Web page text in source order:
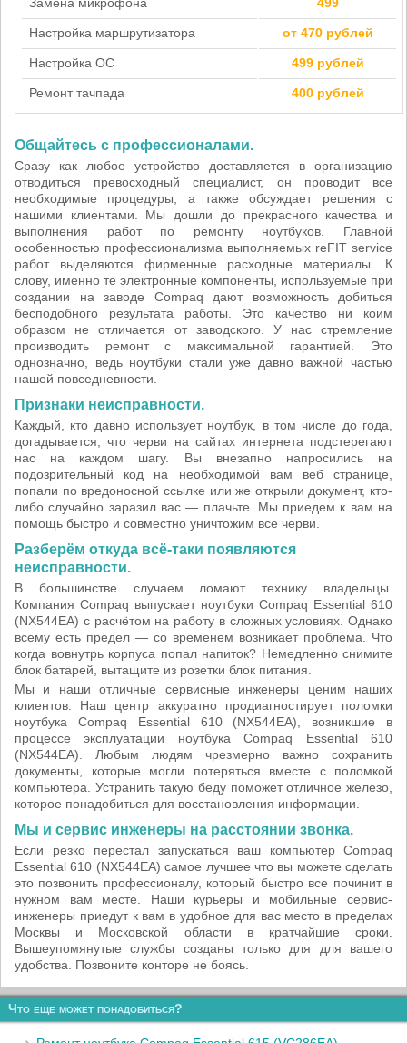
Настройка маршрутизатора от 470 рублей
Настройка ОС 499 рублей
Ремонт тачпада 400 рублей
Общайтесь с профессионалами.
Сразу как любое устройство доставляется в организацию
отводиться превосходный специалист, он проводит все
необходимые процедуры, а также обсуждает решения с
нашими клиентами. Мы дошли до прекрасного качества и
выполнения работ по ремонту ноутбуков. Главной
особенностью профессионализма выполняемых reFIT service
работ выделяются фирменные расходные материалы. К
слову, именно те электронные компоненты, используемые при
создании на заводе Compaq дают возможность добиться
бесподобного результата работы. Это качество ни коим
образом не отличается от заводского. У нас стремление
производить ремонт с максимальной гарантией. Это
однозначно, ведь ноутбуки стали уже давно важной частью
нашей повседневности.
Признаки неисправности.
Каждый, кто давно использует ноутбук, в том числе до года,
догадывается, что черви на сайтах интернета подстерегают
нас на каждом шагу. Вы внезапно напросились на
подозрительный код на необходимой вам веб странице,
попали по вредоносной ссылке или же открыли документ, кто-
либо случайно заразил вас — плачьте. Мы приедем к вам на
помощь быстро и совместно уничтожим все черви.
Разберём откуда всё-таки появляются
неисправности.
В большинстве случаем ломают технику владельцы.
Компания Compaq выпускает ноутбуки Compaq Essential 610
(NX544EA) с расчётом на работу в сложных условиях. Однако
всему есть предел — со временем возникает проблема. Что
когда вовнутрь корпуса попал напиток? Немедленно снимите
блок батарей, вытащите из розетки блок питания.
Мы и наши отличные сервисные инженеры ценим наших
клиентов. Наш центр аккуратно продиагностирует поломки
ноутбука Compaq Essential 610 (NX544EA), возникшие в
процессе эксплуатации ноутбука Compaq Essential 610
(NX544EA). Любым людям чрезмерно важно сохранить
документы, которые могли потеряться вместе с поломкой
компьютера. Устранить такую беду поможет отличное железо,
которое понадобиться для восстановления информации.
Мы и сервис инженеры на расстоянии звонка.
Если резко перестал запускаться ваш компьютер Compaq
Essential 610 (NX544EA) самое лучшее что вы можете сделать
это позвонить профессионалу, который быстро все починит в
нужном вам месте. Наши курьеры и мобильные сервис-
инженеры приедут к вам в удобное для вас место в пределах
Москвы и Московской области в кратчайшие сроки.
Вышеупомянутые службы созданы только для для вашего
удобства. Позвоните конторе не боясь.
Что еще может понадобиться?